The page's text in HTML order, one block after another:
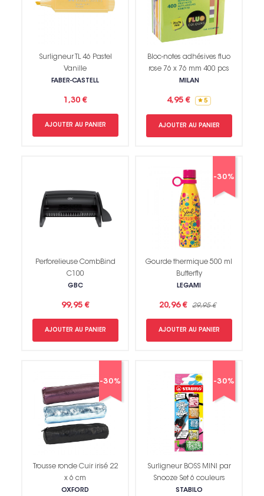
Surligneur TL 46 Pastel
Vanille
FABER-CASTELL
1,30 €
AJOUTER AU PANIER
Bloc-notes adhésives fluo
rose 76 x 76 mm 400 pcs
MILAN
4,95 € 5
AJOUTER AU PANIER
Perforelieuse CombBind
C100
GBC
99,95 €
AJOUTER AU PANIER
-30%
Gourde thermique 500 ml
Butterfly
LEGAMI
20,96 € 29,95 €
AJOUTER AU PANIER
-30%
Trousse ronde Cuir irisé 22
x 6 cm
OXFORD
-30%
Surligneur BOSS MINI par
Snooze Set 6 couleurs
STABILO